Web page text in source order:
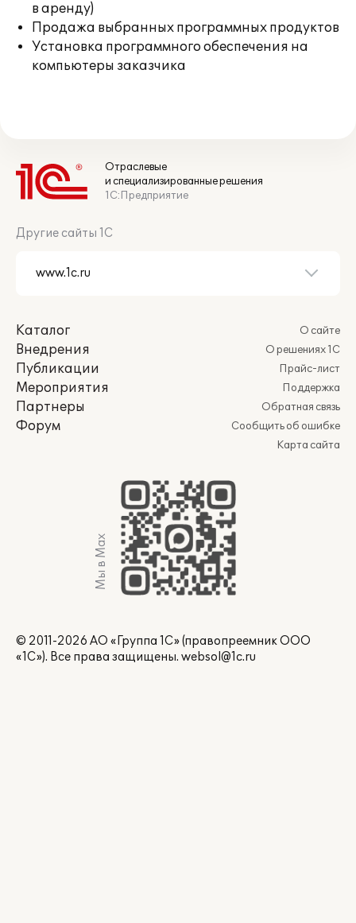
в аренду)
Продажа выбранных программных продуктов
Установка программного обеспечения на
компьютеры заказчика
Отраслевые
и специализированные решения
1С:Предприятие
Другие сайты 1С
Каталог
Внедрения
Публикации
Мероприятия
Партнеры
Форум
О сайте
О решениях 1С
Прайс-лист
Поддержка
Обратная связь
Сообщить об ошибке
Карта сайта
Мы в Max
© 2011-2026 АО «Группа 1С» (правопреемник ООО
«1С»). Все права защищены. websol@1c.ru